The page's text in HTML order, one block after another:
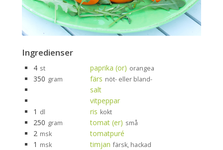
Ingredienser
4 st paprika (or) orangea
350 gram färs nöt- eller bland-
salt
vitpeppar
1 dl ris kokt
250 gram tomat (er) små
2 msk
tomatpuré
1 msk timjan färsk, hackad